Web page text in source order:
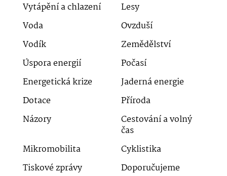
Vytápění a chlazení
Lesy
Voda
Ovzduší
Vodík
Zemědělství
Úspora energií
Počasí
Energetická krize
Jaderná energie
Dotace
Příroda
Názory
Cestování a volný
čas
Mikromobilita
Cyklistika
Tiskové zprávy
Doporučujeme